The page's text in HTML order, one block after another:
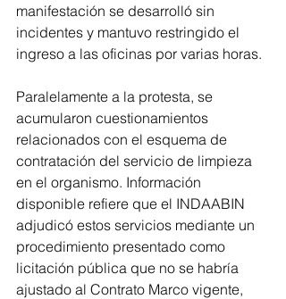
manifestación se desarrolló sin
incidentes y mantuvo restringido el
ingreso a las oficinas por varias horas.
Paralelamente a la protesta, se
acumularon cuestionamientos
relacionados con el esquema de
contratación del servicio de limpieza
en el organismo. Información
disponible refiere que el INDAABIN
adjudicó estos servicios mediante un
procedimiento presentado como
licitación pública que no se habría
ajustado al Contrato Marco vigente,